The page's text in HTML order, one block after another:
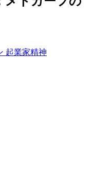
起業家精神